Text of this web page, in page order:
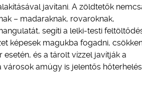
javítani. A zöldtetők
– madaraknak, rovaroknak,
segíti a lelki-testi
képesek magukba fogadni,
és a tárolt vízzel javítják a
amúgy is jelentős